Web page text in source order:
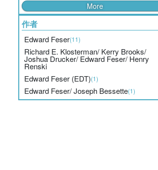
More
作者
Edward Feser(11)
Richard E. Klosterman/ Kerry Brooks/
Joshua Drucker/ Edward Feser/ Henry
Renski
Edward Feser (EDT)(1)
Edward Feser/ Joseph Bessette(1)